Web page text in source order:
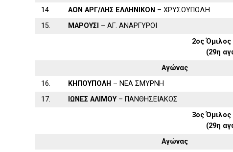
14.
ΑΟΝ ΑΡΓ/ΛΗΣ ΕΛΛΗΝΙΚΟΝ – ΧΡΥΣΟΥΠΟΛΗ
15.
ΜΑΡΟΥΣΙ – ΑΓ. ΑΝΑΡΓΥΡΟΙ
2ος
(29η
Αγώνας
16.
ΚΗΠΟΥΠΟΛΗ – ΝΕΑ ΣΜΥΡΝΗ
17.
ΙΩΝΕΣ ΑΛΙΜΟΥ– ΠΑΝΘΗΣΕΙΑΚΟΣ
3ος
(29η
Αγώνας